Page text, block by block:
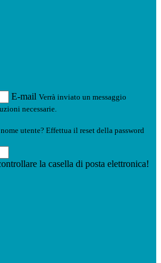
E-mail Verrà inviato un messaggio
necessarie.
utente? Effettua il reset della password
la casella di posta elettronica!